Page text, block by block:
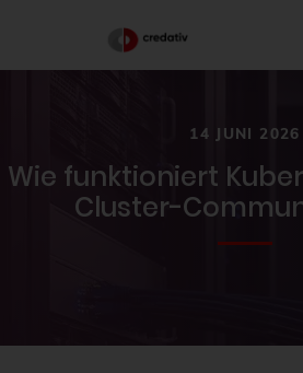
14 JUNI 2026
Wie funktioniert
Cluster-